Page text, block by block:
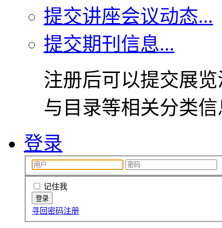
提交讲座会议动态...
提交期刊信息...
注册后可以提交展
与目录等相关分类
登录
记住我
寻回密码注册